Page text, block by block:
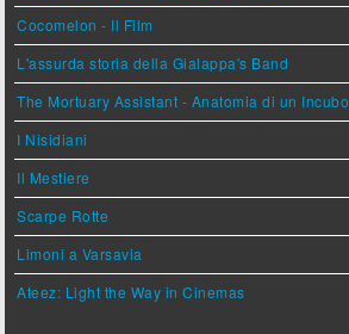
Cocomelon - Il Film
L'assurda storia della Gialappa's Band
The Mortuary Assistant - Anatomia di un Incubo
I Nisidiani
Il Mestiere
Scarpe Rotte
Limoni a Varsavia
Ateez: Light the Way in Cinemas